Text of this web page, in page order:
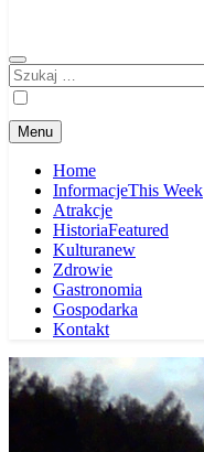
Szukaj:
Menu
Home
InformacjeThis Week
Atrakcje
HistoriaFeatured
Kulturanew
Zdrowie
Gastronomia
Gospodarka
Kontakt